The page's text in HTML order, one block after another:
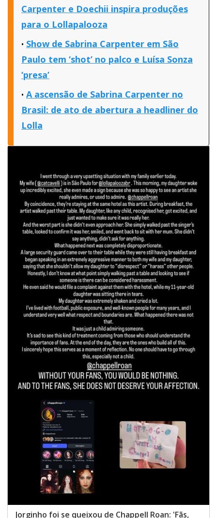
Carpenter e Doechii inspira produções
para o Lollapalooza
Show de Sabrina Carpenter em São
Paulo tem ‘shot’ no palco e Luísa Sonza
‘presa’
A ascensão de Sabrina Carpenter no
Brasil: de ato de abertura a headliner do
Lolla
Jorginho foi se queixou de Chappell Roan: 'Fãs,